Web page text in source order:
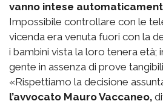
vanno intese
Impossibile controllare con le
vicenda era venuta fuori con la
i bambini vista la loro tenera età;
gente in assenza di prove
«Rispettiamo la decisione
l’avvocato Mauro Vaccaneo,